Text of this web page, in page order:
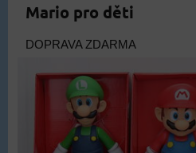
Mario pro děti
DOPRAVA ZDARMA